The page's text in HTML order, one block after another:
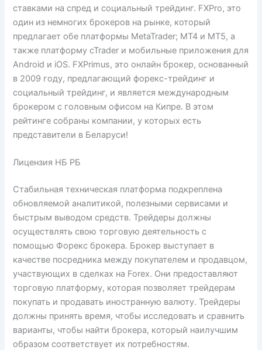
ставками на спред и социальный трейдинг. FXPro, это
один из немногих брокеров на рынке, который
предлагает обе платформы MetaTrader; MT4 и MT5, а
также платформу cTrader и мобильные приложения для
Android и iOS. FXPrimus, это онлайн брокер, основанный
в 2009 году, предлагающий форекс-трейдинг и
социальный трейдинг, и является международным
брокером с головным офисом на Кипре. В этом
рейтинге собраны компании, у которых есть
представители в Беларуси!
Лицензия НБ РБ
Стабильная техническая платформа подкреплена
обновляемой аналитикой, полезными сервисами и
быстрым выводом средств. Трейдеры должны
осуществлять свою торговую деятельность с
помощью Форекс брокера. Брокер выступает в
качестве посредника между покупателем и продавцом,
участвующих в сделках на Forex. Они предоставляют
торговую платформу, которая позволяет трейдерам
покупать и продавать иностранную валюту. Трейдеры
должны принять время, чтобы исследовать и сравнить
варианты, чтобы найти брокера, который наилучшим
образом соответствует их потребностям.